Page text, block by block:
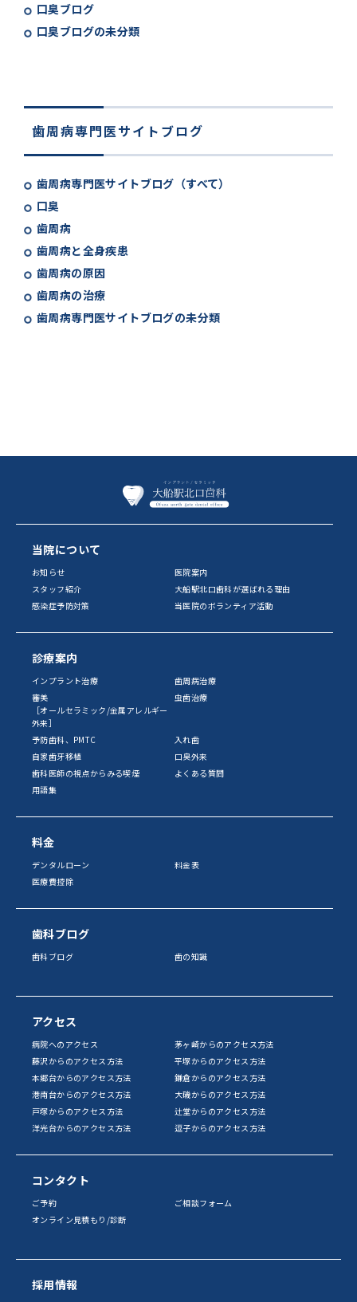
口臭ブログ
口臭ブログの未分類
歯周病専門医サイトブログ
歯周病専門医サイトブログ（すべて）
口臭
歯周病
歯周病と全身疾患
歯周病の原因
歯周病の治療
歯周病専門医サイトブログの未分類
当院について
お知らせ
医院案内
スタッフ紹介
大船駅北口歯科が選ばれる理由
感染症予防対策
当医院のボランティア活動
診療案内
インプラント治療
歯周病治療
審美
［オールセラミック/金属アレルギー
外来］
虫歯治療
予防歯科、PMTC
入れ歯
自家歯牙移植
口臭外来
歯科医師の視点からみる喫煙
よくある質問
用語集
料金
デンタルローン
料金表
医療費控除
歯科ブログ
歯科ブログ 歯の知識
アクセス
病院へのアクセス
茅ヶ崎からのアクセス方法
藤沢からのアクセス方法
平塚からのアクセス方法
本郷台からのアクセス方法
鎌倉からのアクセス方法
港南台からのアクセス方法
大磯からのアクセス方法
戸塚からのアクセス方法
辻堂からのアクセス方法
洋光台からのアクセス方法
逗子からのアクセス方法
コンタクト
ご予約
ご相談フォーム
オンライン見積もり/診断
採用情報